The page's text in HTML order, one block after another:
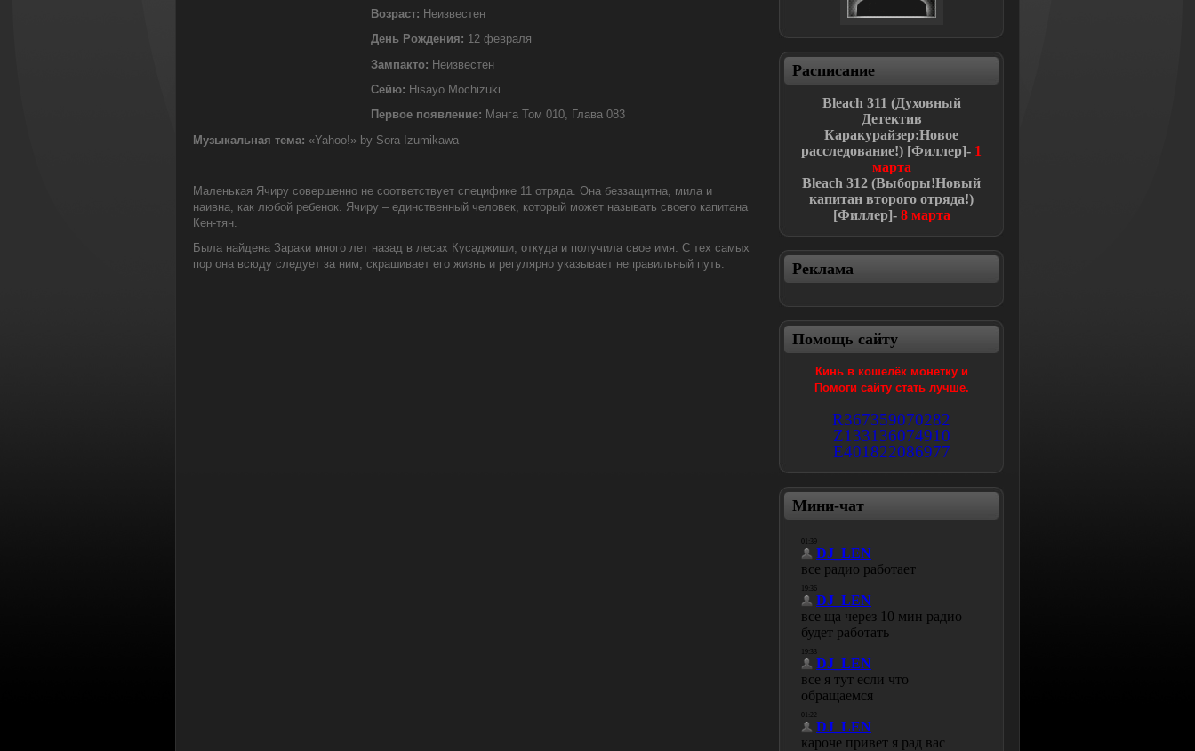
Возраст: Неизвестен
День Рождения: 12 февраля
Зампакто: Неизвестен
Сейю: Hisayo Mochizuki
Первое появление: Манга Том 010, Глава 083
Музыкальная тема: «Yahoo!» by Sora Izumikawa
Маленькая Ячиру совершенно не соответствует специфике 11 отряда. Она беззащитна, мила и
наивна, как любой ребенок. Ячиру – единственный человек, который может называть своего капитана
Кен-тян.
Была найдена Зараки много лет назад в лесах Кусаджиши, откуда и получила свое имя. С тех самых
пор она всюду следует за ним, скрашивает его жизнь и регулярно указывает неправильный путь.
Расписание
Bleach 311 (Духовный
Детектив
Каракурайзер:Новое
расследование!) [Филлер]- 1
марта
Bleach312 (Выборы!Новый
капитан второго отряда!)
[Филлер]-8 марта
Реклама
Помощь сайту
Кинь в кошелёк монетку и
Помоги сайту стать лучше.
R367359070282
Z133136074910
E401822086977
Мини-чат